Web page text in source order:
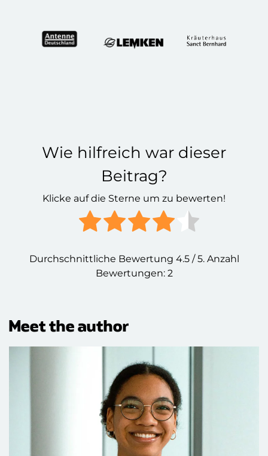
Wie hilfreich war dieser
Beitrag?
Klicke auf die Sterne um zu bewerten!
Durchschnittliche Bewertung 4.5/ 5. Anzahl
Bewertungen: 2
Meet the author